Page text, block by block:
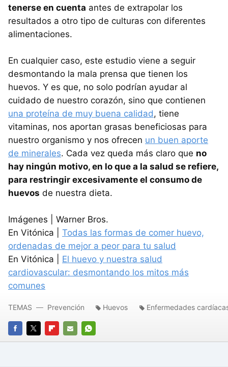
tenerse en cuenta antes de extrapolar los
resultados a otro tipo de culturas con diferentes
alimentaciones.
En cualquier caso, este estudio viene a seguir
desmontando la mala prensa que tienen los
huevos. Y es que, no solo podrían ayudar al
cuidado de nuestro corazón, sino que contienen
una proteína de muy buena calidad, tiene
vitaminas, nos aportan grasas beneficiosas para
nuestro organismo y nos ofrecen un buen aporte
de minerales. Cada vez queda más claro que no
hay ningún motivo, en lo que a la salud se refiere,
para restringir excesivamente el consumo de
huevos de nuestra dieta.
Imágenes | Warner Bros.
En Vitónica | Todas las formas de comer huevo,
ordenadas de mejor a peor para tu salud
En Vitónica | El huevo y nuestra salud
cardiovascular: desmontando los mitos más
comunes
FACEBOOK
TWITTERFLIPBOARD
E-
WHATSAPP
TEMAS Prevención Huevos Enfermedades